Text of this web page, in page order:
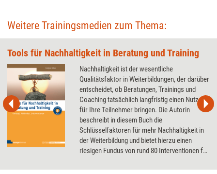
Weitere Trainingsmedien zum Thema:
Tools für Nachhaltigkeit in Beratung und Training
Nachhaltigkeit ist der wesentliche
Qualitätsfaktor in Weiterbildungen, der darüber
entscheidet, ob Beratungen, Trainings und
Coaching tatsächlich langfristig einen Nutzen
für Ihre Teilnehmer bringen. Die Autorin
beschreibt in diesem Buch die
Schlüsselfaktoren für mehr Nachhaltigkeit in
der Weiterbildung und bietet hierzu einen
riesigen Fundus von rund 80 Interventionen für
dem Training.